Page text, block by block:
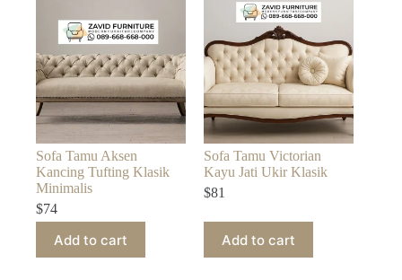
Sofa Tamu Aksen
Kancing Tufting Klasik
Minimalis
$74
Add to cart
Sofa Tamu Victorian
Kayu Jati Ukir Klasik
$81
Add to cart